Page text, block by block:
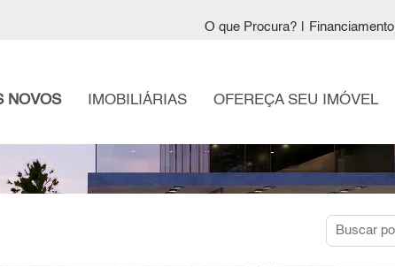
O que Procura? Financiamento
NOVOS IMOBILIÁRIAS OFEREÇA SEU IMÓVEL